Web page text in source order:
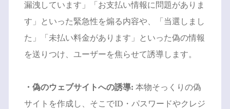
漏洩しています」「お支払い情報に問題がありま
す」といった緊急性を煽る内容や、「当選しまし
た」「未払い料金があります」といった偽の情報
を送りつけ、ユーザーを焦らせて誘導します。
・偽のウェブサイトへの誘導: 本物そっくりの偽
サイトを作成し、そこでID・パスワードやクレジ